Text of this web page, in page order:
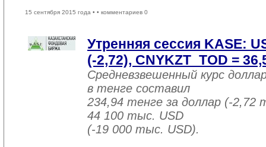
15 сентября 2015 года • • комментариев 0
Утренняя сессия KASE:
(-2,72), CNYKZT_TOD =
Средневзвешенный курс
в тенге составил
234,94 тенге за доллар (-2,72
44 100 тыс. USD
(-19 000 тыс. USD).